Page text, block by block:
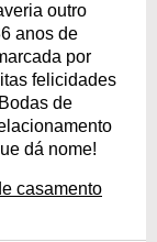
outro
anos de
por
felicidades
de
dá nome!
casamento